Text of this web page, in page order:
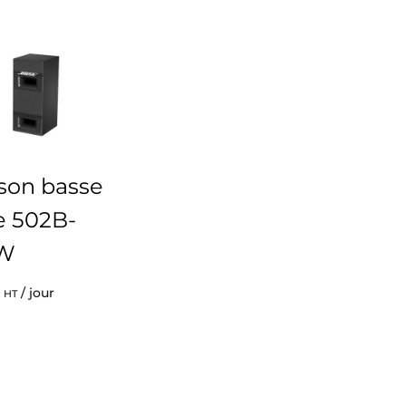
basse
502B-
HT/ jour